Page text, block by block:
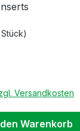
Versandkosten
Warenkorb